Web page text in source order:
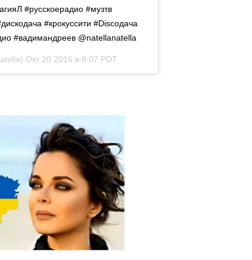
#русскоерадио #музтв
#крокуссити #Discoдача
#вадимандреев @natellanatella
Окт 20 2016 в 8:07 PDT